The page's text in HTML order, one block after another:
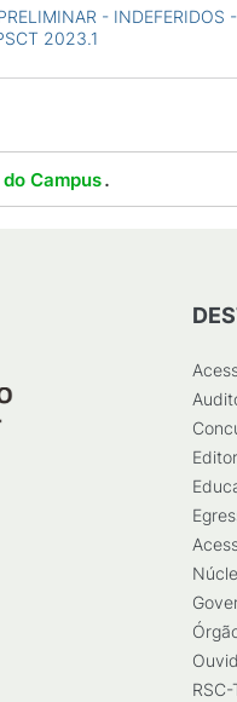
- INDEFERIDOS -
2023.1
Campus.
RSC-